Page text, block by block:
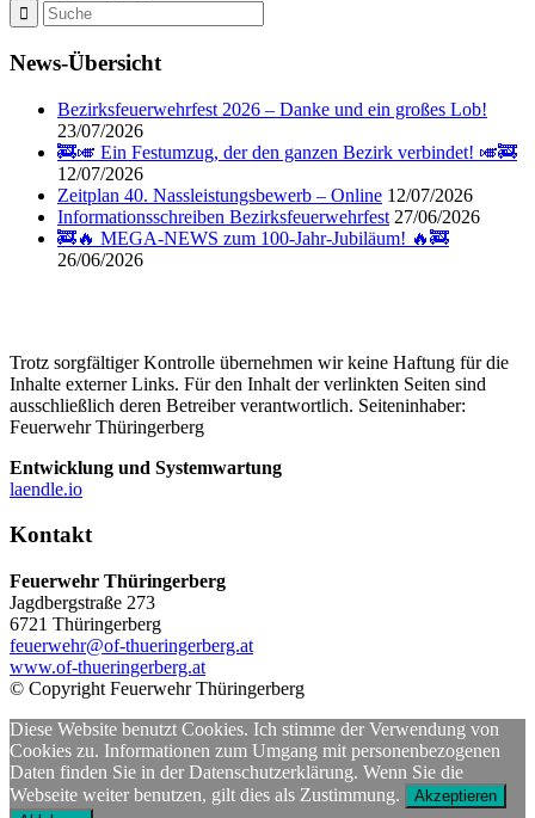
News-Übersicht
Bezirksfeuerwehrfest 2026 – Danke und ein großes Lob!
23/07/2026
🚒🎺 Ein Festumzug, der den ganzen Bezirk verbindet! 🎺🚒
12/07/2026
Zeitplan 40. Nassleistungsbewerb – Online 12/07/2026
Informationsschreiben Bezirksfeuerwehrfest 27/06/2026
🚒🔥 MEGA-NEWS zum 100-Jahr-Jubiläum! 🔥🚒
26/06/2026
Trotz sorgfältiger Kontrolle übernehmen wir keine Haftung für die
Inhalte externer Links. Für den Inhalt der verlinkten Seiten sind
ausschließlich deren Betreiber verantwortlich. Seiteninhaber:
Feuerwehr Thüringerberg
Entwicklung und Systemwartung
laendle.io
Kontakt
Feuerwehr Thüringerberg
Jagdbergstraße 273
6721 Thüringerberg
feuerwehr@of-thueringerberg.at
www.of-thueringerberg.at
© Copyright Feuerwehr Thüringerberg
Diese Website benutzt Cookies. Ich stimme der Verwendung von
Cookies zu. Informationen zum Umgang mit personenbezogenen
Daten finden Sie in der Datenschutzerklärung. Wenn Sie die
Webseite weiter benutzen, gilt dies als Zustimmung.
Akzeptieren